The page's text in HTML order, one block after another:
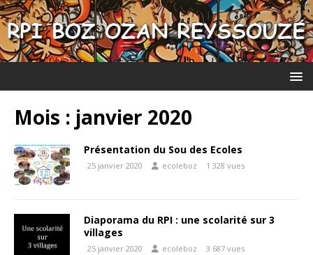
Mois : janvier 2020
Présentation du Sou des Ecoles
25 janvier 2020 ecoleboz 1 328 vues
Diaporama du RPI : une scolarité sur 3
villages
25 janvier 2020 ecoleboz 3 687 vues